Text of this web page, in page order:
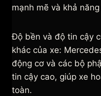
mạnh mẽ và khả
Độ bền và độ tin cậy
khác của xe:
động cơ và các bộ
tin cậy cao, giúp xe
toàn.